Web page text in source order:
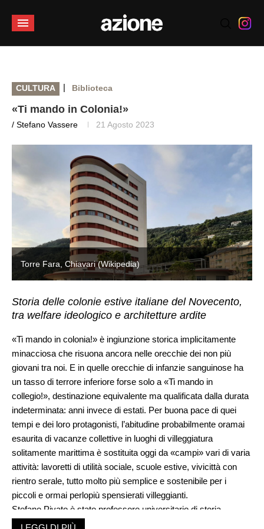
CULTURA | Biblioteca
«Ti mando in Colonia!»
/ Stefano Vassere 21 Agosto 2023
Torre Fara, Chiavari (Wikipedia)
Storia delle colonie estive italiane del Novecento,
tra welfare ideologico e architetture ardite
«Ti mando in colonia!» è ingiunzione storica implicitamente
minacciosa che risuona ancora nelle orecchie dei non più
giovani tra noi. E in quelle orecchie di infanzie sanguinose ha
un tasso di terrore inferiore forse solo a «Ti mando in
collegio!», destinazione equivalente ma qualificata dalla durata
indeterminata: anni invece di estati. Per buona pace di quei
tempi e dei loro protagonisti, l’abitudine probabilmente oramai
esaurita di vacanze collettive in luoghi di villeggiatura
solitamente marittima è sostituita oggi da «campi» vari di varia
attività: lavoretti di utilità sociale, scuole estive, vivicittà con
rientro serale, tutto molto più semplice e sostenibile per i
piccoli e ormai perlopiù spensierati villeggianti.
Stefano Pivato è stato professore universitario di storia
contemporanea e in questo